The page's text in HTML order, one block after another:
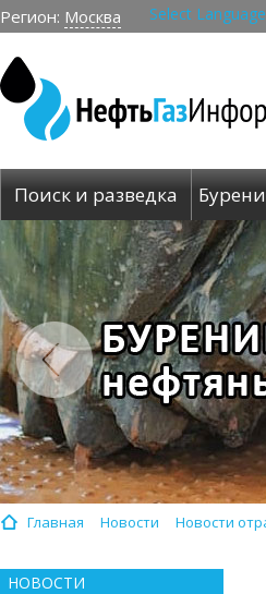
Регион: Москва Select Language
Поиск и разведка
Главная Новости Новости
НОВОСТИ